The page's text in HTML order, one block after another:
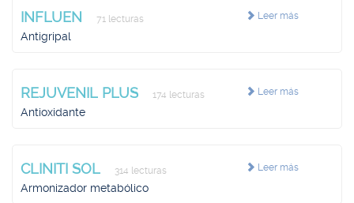
Leer más
INFLUEN 71 lecturas
Antigripal
Leer más
REJUVENIL PLUS 174 lecturas
Antioxidante
Leer más
CLINITI SOL 314 lecturas
Armonizador metabólico